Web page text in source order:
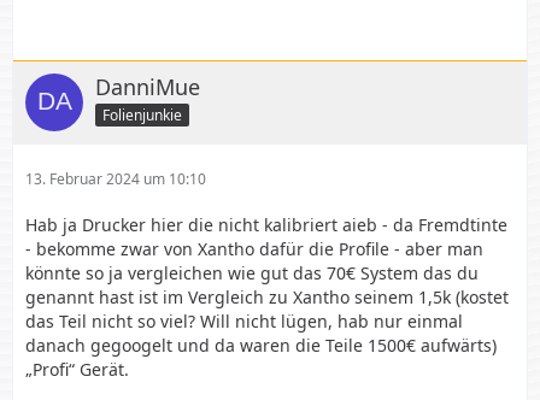
DanniMue
Folienjunkie
13. Februar 2024 um 10:10
Hab ja Drucker hier die nicht kalibriert aieb - da Fremdtinte
- bekomme zwar von Xantho dafür die Profile - aber man
könnte so ja vergleichen wie gut das 70€ System das du
genannt hast ist im Vergleich zu Xantho seinem 1,5k (kostet
das Teil nicht so viel? Will nicht lügen, hab nur einmal
danach gegoogelt und da waren die Teile 1500€ aufwärts)
„Profi“ Gerät.